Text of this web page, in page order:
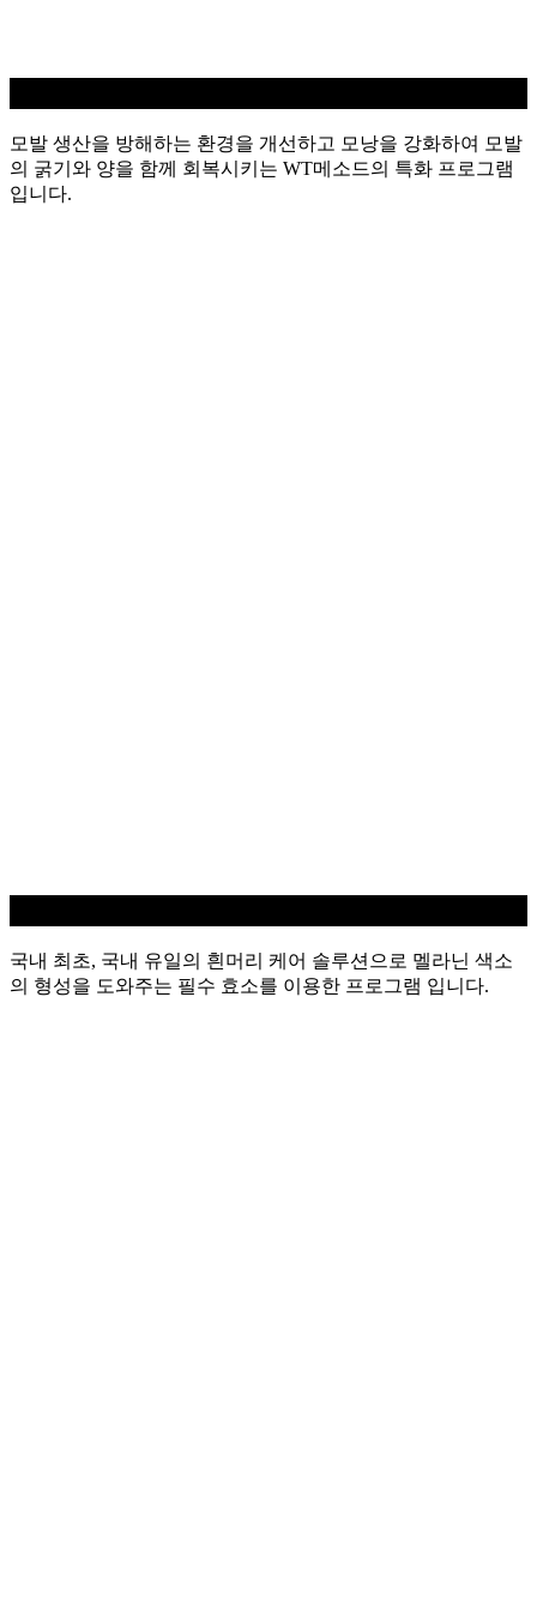
모발 생산을 방해하는 환경을 개선하고 모낭을 강화하여 모발
의 굵기와 양을 함께 회복시키는 WT메소드의 특화 프로그램
입니다.
국내 최초, 국내 유일의 흰머리 케어 솔루션으로 멜라닌 색소
의 형성을 도와주는 필수 효소를 이용한 프로그램 입니다.